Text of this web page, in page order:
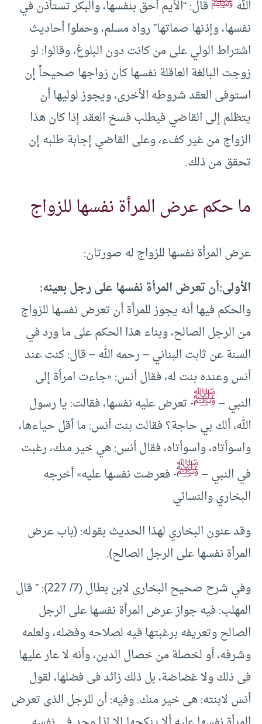
الله
قال: “الأيم أحق بنفسها، والبكر تستأذن في
نفسها، وإذنها صماتها” رواه مسلم، وحملوا أحاديث
اشتراط الولي على من كانت دون البلوغ، وقالوا: لو
زوجت البالغة العاقلة نفسها كان زواجها صحيحاً إن
استوفى العقد شروطه الأخرى، ويجوز لوليها أن
يتظلم إلى القاضي فيطلب فسخ العقد إذا كان هذا
الزواج من غير كفء، وعلى القاضي إجابة طلبه إن
تحقق من ذلك.
ما حكم عرض المرأة نفسها للزواج
عرض المرأة نفسها للزواج له صورتان:
الأولى:أن تعرض المرأة نفسها على رجل بعينه:
والحكم فيها أنه يجوز للمرأة أن تعرض نفسها للزواج
من الرجل الصالح، وبناء هذا الحكم على ما ورد في
السنة عن ثابت البناني – رحمه الله – قال: كنت عند
أنس وعنده بنت له، فقال أنس: «جاءت امرأة إلى
النبي –ﷺ- تعرض عليه نفسها، فقالت: يا رسول
الله، ألك بي حاجة؟ فقالت بنت أنس: ما أقل حياءها،
واسوأتاه، واسوأتاه، فقال أنس: هي خير منك، رغبت
في النبي –ﷺ- فعرضت نفسها عليه» أخرجه
البخاري والنسائي
وقد عنون البخاري لهذا الحديث بقوله: (باب عرض
المرأة نفسها على الرجل الصالح).
وفي شرح صحيح البخارى لابن بطال (7/ 227): ” قال
المهلب: فيه جواز عرض المرأة نفسها على الرجل
الصالح وتعريفه برغبتها فيه لصلاحه وفضله، ولعلمه
وشرفه، أو لخصلة من خصال الدين، وأنه لا عار عليها
فى ذلك ولا غضاضة، بل ذلك زائد فى فضلها، لقول
أنس لابنته: هى خير منك. وفيه: أن للرجل الذى تعرض